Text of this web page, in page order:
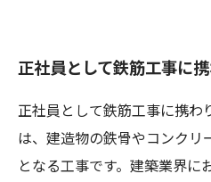
正社員として鉄筋工事に
正社員として鉄筋工事に携わ
は、建造物の鉄骨やコンク
となる工事です。建築業界に